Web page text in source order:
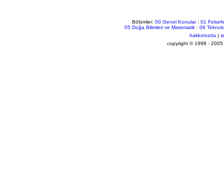
Bölümler: 00 Genel Konular: 01
05 Doğa Bilimleri ve Matematik: 06
hakkımızda |
copyright © 1998 - 2005